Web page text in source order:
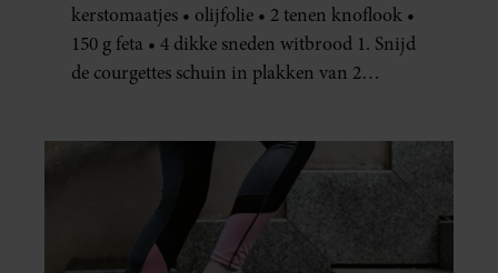
kerstomaatjes • olijfolie • 2 tenen knoflook •
150 g feta • 4 dikke sneden witbrood 1. Snijd
de courgettes schuin in plakken van 2